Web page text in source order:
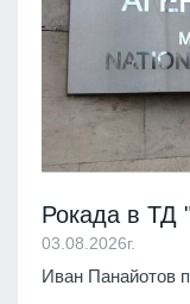
Рокада в ТД
03.08.2026г.
Иван Панайотов